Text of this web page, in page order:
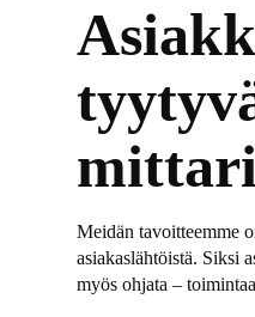
Meidän tavoitteemme
asiakaslähtöistä. Siksi
myös ohjata –